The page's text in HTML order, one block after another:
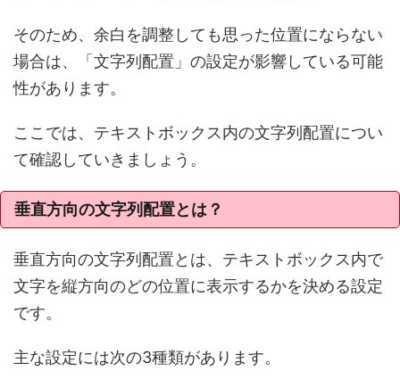
そのため、余白を調整しても思った位置にならない
場合は、「文字列配置」の設定が影響している可能
性があります。
ここでは、テキストボックス内の文字列配置につい
て確認していきましょう。
垂直方向の文字列配置とは？
垂直方向の文字列配置とは、テキストボックス内で
文字を縦方向のどの位置に表示するかを決める設定
です。
主な設定には次の3種類があります。